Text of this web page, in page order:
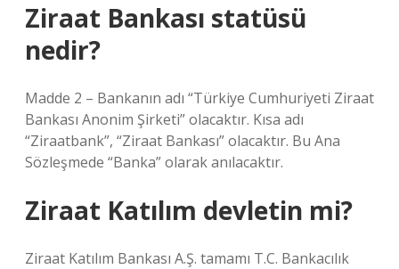
Ziraat Bankası statüsü
nedir?
Madde 2 – Bankanın adı “Türkiye Cumhuriyeti Ziraat
Bankası Anonim Şirketi” olacaktır. Kısa adı
“Ziraatbank”, “Ziraat Bankası” olacaktır. Bu Ana
Sözleşmede “Banka” olarak anılacaktır.
Ziraat Katılım devletin mi?
Ziraat Katılım Bankası A.Ş. tamamı T.C. Bankacılık